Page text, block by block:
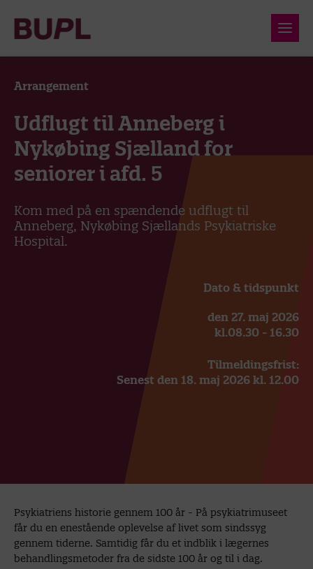
Arrangement
Udflugt til Anneberg i
Nykøbing Sjælland for
seniorer i afd. 5
Kom med på en spændende udflugt til
Anneberg, Nykøbing Sjællands Psykiatriske
Hospital.
Dato & tidspunkt
den 27. maj 2026
kl.08.30 - 16.30
Tilmeldingsfrist:
Senest den 18. maj 2026 kl. 12.00
Psykiatriens historie gennem 100 år - På psykiatrimuseet
får du en enestående oplevelse af livet som sindssyg
gennem tiderne. Samtidig får du et indblik i lægernes
behandlingsmetoder fra de sidste 100 år og til i dag.